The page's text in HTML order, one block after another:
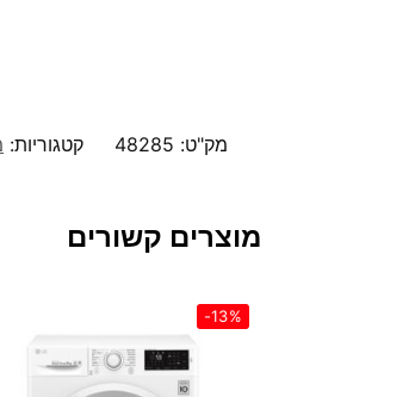
מק"ט: 48285 קטגוריות:
מוצרים קשורים
-13%